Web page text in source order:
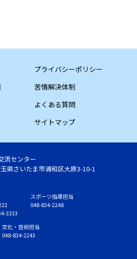
プライバシーポリシー
苦情解決体制
よくある質問
サイトマップ
流センター
県さいたま市浦和区大原3-10-1
3333
スポーツ指導担当
048-834-2248
文化・芸術担当
048-834-2243